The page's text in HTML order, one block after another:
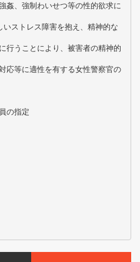
姦、強制わいせつ等の性的欲求に
ストレス障害を抱え、精神的な
行うことにより、被害者の精神的
応等に適性を有する女性警察官の
の指定